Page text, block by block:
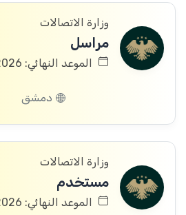
وزارة الاتصالات
مراسل
الموعد النهائي: 28/07/2026
دمشق
وزارة الاتصالات
مستخدم
الموعد النهائي: 28/07/2026